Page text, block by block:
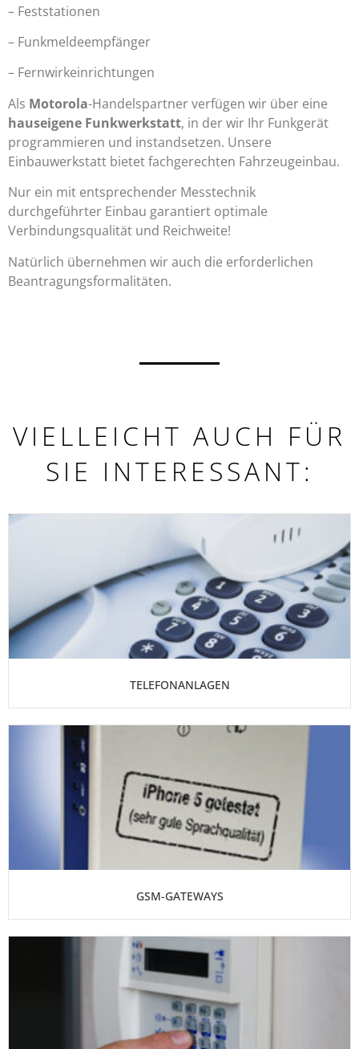
– Feststationen
– Funkmeldeempfänger
– Fernwirkeinrichtungen
Als Motorola-Handelspartner verfügen wir über eine
hauseigene Funkwerkstatt, in der wir Ihr Funkgerät
programmieren und instandsetzen. Unsere
Einbauwerkstatt bietet fachgerechten Fahrzeugeinbau.
Nur ein mit entsprechender Messtechnik
durchgeführter Einbau garantiert optimale
Verbindungsqualität und Reichweite!
Natürlich übernehmen wir auch die erforderlichen
Beantragungsformalitäten.
VIELLEICHT AUCH FÜR
SIE INTERESSANT:
TELEFONANLAGEN
GSM-GATEWAYS